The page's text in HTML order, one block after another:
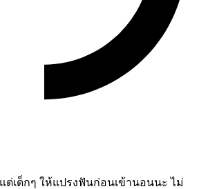
ต่เด็กๆ ให้แปรงฟันก่อนเข้านอนนะ ไม่